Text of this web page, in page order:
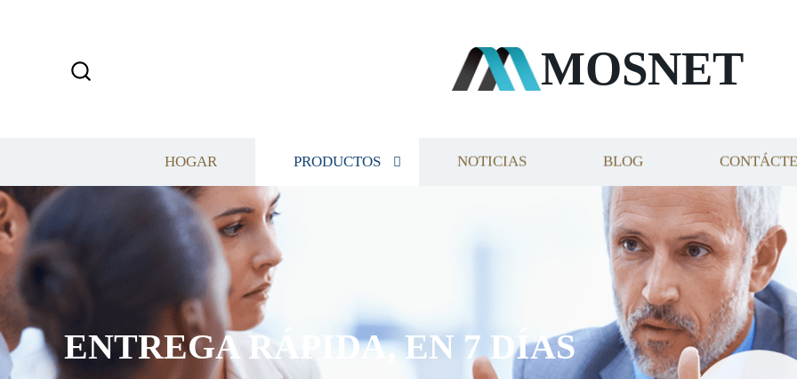
MOSNET
HOGAR PRODUCTOS NOTICIAS BLOG
ENTREGA RÁPIDA, EN 7 DÍAS